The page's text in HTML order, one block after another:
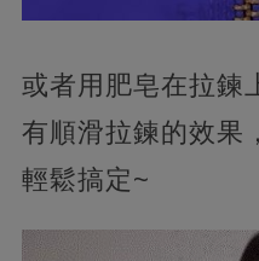
或者用肥皂在拉鍊
有順滑拉鍊的效果
輕鬆搞定~